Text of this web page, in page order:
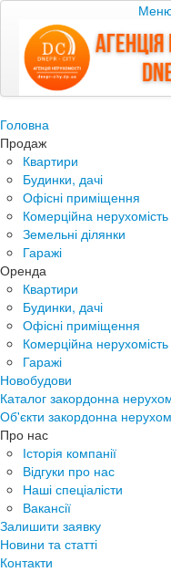
Головна
Продаж
Квартири
Будинки, дачі
Офісні приміщення
Комерційна нерухомість
Земельні ділянки
Гаражі
Оренда
Квартири
Будинки, дачі
Офісні приміщення
Комерційна нерухомість
Гаражі
Новобудови
Каталог закордонна
Об'єкти закордонна
Про нас
Історія компанії
Відгуки про нас
Наші спеціалісти
Вакансії
Залишити заявку
Новини та статті
Контакти